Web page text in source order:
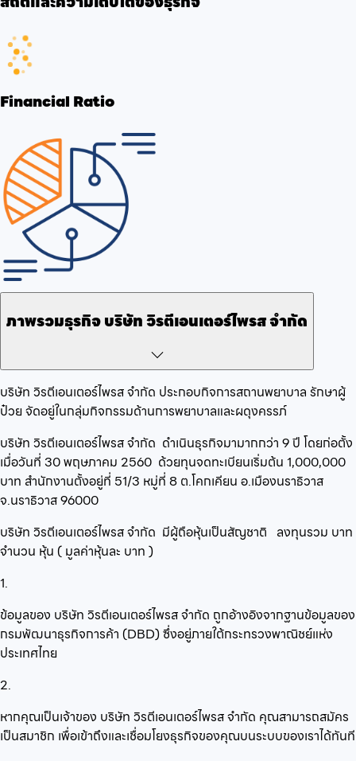
Financial Ratio
ภาพรวมธุรกิจบริษัท วิรตีเอนเตอร์ไพรส จำกัด
บริษัท วิรตีเอนเตอร์ไพรส จำกัด ประกอบกิจการสถานพยาบาล รักษาผู้
ป๋วย จัดอยู่ในกลุ่มกิจกรรมด้านการพยาบาลและผดุงครรภ์
บริษัท วิรตีเอนเตอร์ไพรส จำกัด ดำเนินธุรกิจมามากกว่า 9ปี โดยก่อตั้ง
เมื่อวันที่ 30 พฤษภาคม 2560 ด้วยทุนจดทะเบียนเริ่มต้น 1,000,000
บาท สำนักงานตั้งอยู่ที่ 51/3 หมู่ที่ 8 ต.โคกเคียน อ.เมืองนราธิวาส
จ.นราธิวาส 96000
บริษัท วิรตีเอนเตอร์ไพรส จำกัด มีผู้ถือหุ้นเป็นสัญชาติ ลงทุนรวม บาท
จำนวน หุ้น ( มูลค่าหุ้นละ บาท )
1.
ข้อมูลของ บริษัท วิรตีเอนเตอร์ไพรส จำกัด ถูกอ้างอิงจากฐานข้อมูลของ
กรมพัฒนาธุรกิจการค้า (DBD) ซึ่งอยู่ภายใต้กระทรวงพาณิชย์แห่ง
ประเทศไทย
2.
หากคุณเป็นเจ้าของ บริษัท วิรตีเอนเตอร์ไพรส จำกัด คุณสามารถสมัคร
เป็นสมาชิก เพื่อเข้าถึงและเชื่อมโยงธุรกิจของคุณบนระบบของเราได้ทันที